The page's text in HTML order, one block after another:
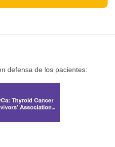
defensa de los pacientes: